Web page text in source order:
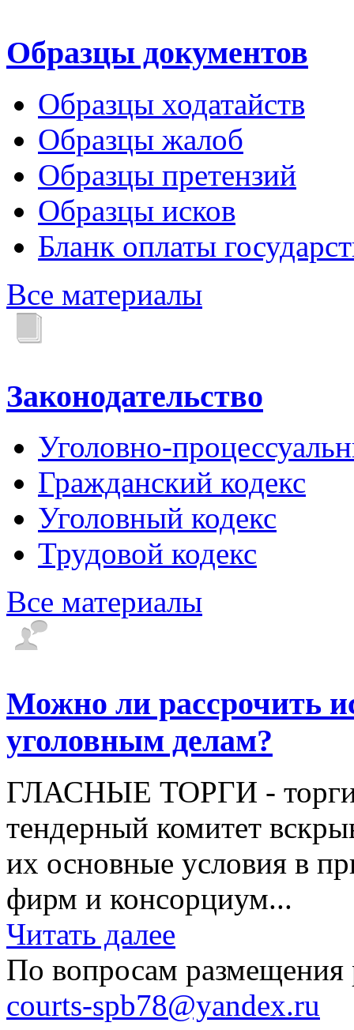
Образцы документов
Образцы ходатайств
Образцы жалоб
Образцы претензий
Образцы исков
Бланк оплаты
Все материалы
Законодательство
Уголовно-
Гражданский кодекс
Уголовный кодекс
Трудовой кодекс
Все материалы
Можно ли рассрочить
уголовным делам?
ГЛАСНЫЕ ТОРГИ - торги,
тендерный комитет
их основные условия в
фирм и консорциум...
Читать далее
По вопросам размещения
courts-spb78@yandex.ru